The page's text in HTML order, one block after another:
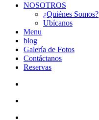
NOSOTROS
¿Quiénes Somos?
Ubícanos
Menu
blog
Galería de Fotos
Contáctanos
Reservas